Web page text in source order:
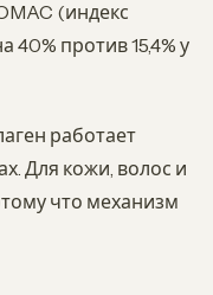
(индекс
40% против 15,4% у
работает
Для кожи, волос и
что механизм